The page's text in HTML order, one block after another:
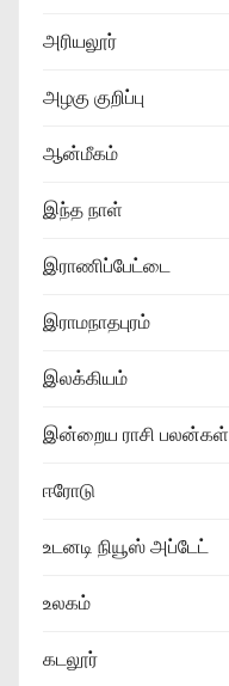
அரியலூர்
அழகு குறிப்பு
ஆன்மீகம்
இந்த நாள்
இராணிப்பேட்டை
இராமநாதபுரம்
இலக்கியம்
இன்றைய ராசி பலன்கள்
ஈரோடு
உடனடி நியூஸ் அப்டேட்
உலகம்
கடலூர்